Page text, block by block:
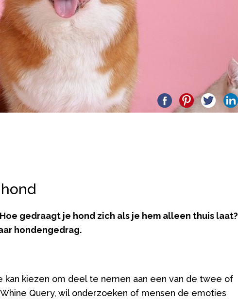
gedraagt je hond zich als je hem alleen thuis laat?
hondengedrag.
kan kiezen om deel te nemen aan een van de twee of
Query, wil onderzoeken of mensen de emoties